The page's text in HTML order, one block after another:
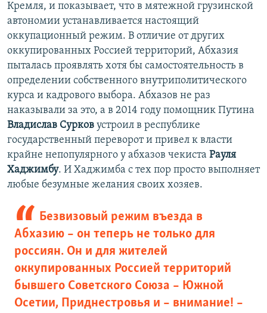
Кремля, и показывает, что в мятежной грузинской
автономии устанавливается настоящий
оккупационный режим. В отличие от других
оккупированных Россией территорий, Абхазия
пыталась проявлять хотя бы самостоятельность в
определении собственного внутриполитического
курса и кадрового выбора. Абхазов не раз
наказывали за это, а в 2014 году помощник Путина
Владислав Сурков устроил в республике
государственный переворот и привел к власти
крайне непопулярного у абхазов чекиста Рауля
Хаджимбу. И Хаджимба с тех пор просто выполняет
любые безумные желания своих хозяев.
Безвизовый режим въезда в
Абхазию – он теперь не только для
россиян. Он и для жителей
оккупированных Россией территорий
бывшего Советского Союза – Южной
Осетии, Приднестровья и – внимание! –